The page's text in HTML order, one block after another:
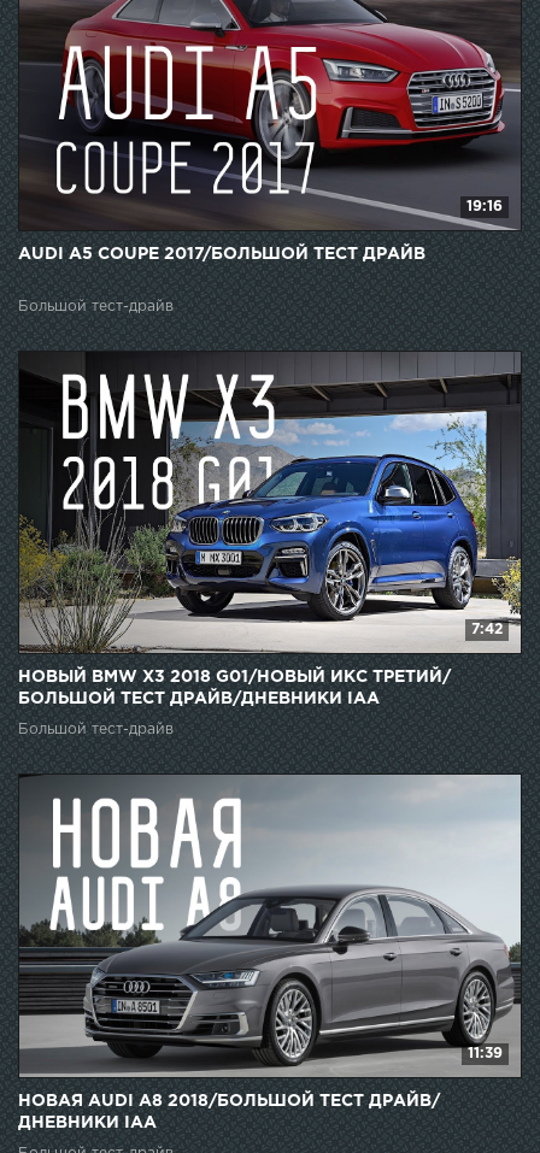
19:16
AUDI A5 COUPE 2017/БОЛЬШОЙ ТЕСТ ДРАЙВ
Большой тест-драйв
7:42
НОВЫЙ BMW X3 2018 G01/НОВЫЙ ИКС ТРЕТИЙ/
БОЛЬШОЙ ТЕСТ ДРАЙВ/ДНЕВНИКИ IAA
Большой тест-драйв
11:39
НОВАЯ AUDI A8 2018/БОЛЬШОЙ ТЕСТ ДРАЙВ/
ДНЕВНИКИ IAA